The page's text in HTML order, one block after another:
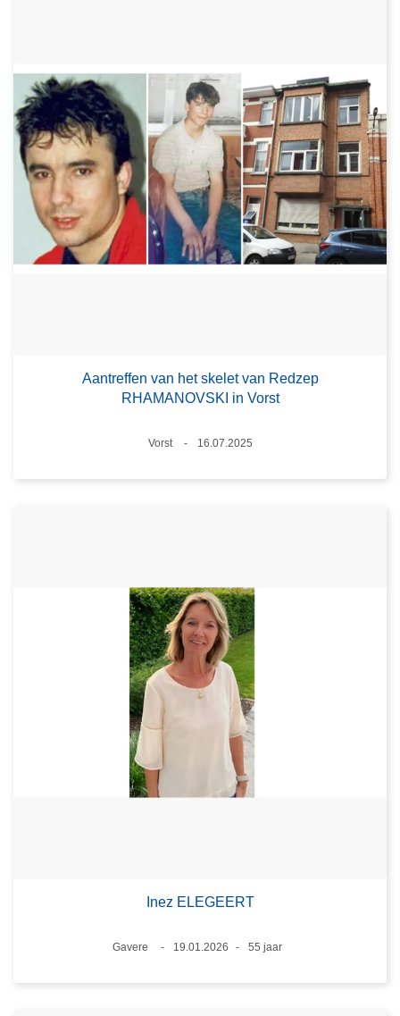
Aantreffen van het skelet van Redzep
RHAMANOVSKI in Vorst
Plaats
Vorst
16.07.2025
Inez ELEGEERT
Plaats
Gavere
19.01.2026
55 jaar